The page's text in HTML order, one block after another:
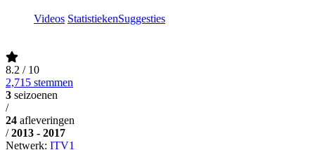
Videos StatistiekenSuggesties
8.2 / 10
2,715 stemmen
3 seizoenen
/
24 afleveringen
/ 2013 - 2017
Netwerk: ITV1